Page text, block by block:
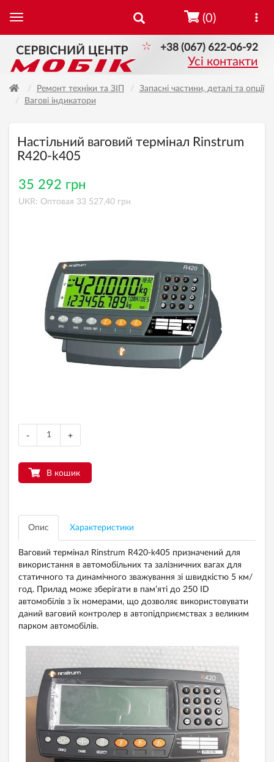
+38 (067) 622-06-92
Усі контакти
(0)
Ремонт техніки та ЗІП
Запасні частини, деталі та опції
Вагові індикатори
Настільний ваговий термінал Rinstrum
R420-k405
35 292 грн
UKR: Оптовая 33 527,40 грн
- +
В кошик
Опис Характеристики
Ваговий термінал Rinstrum R420-k405 призначений для
використання в автомобільних та залізничних вагах для
статичного та динамічного зважування зі швидкістю 5 км/
год. Прилад може зберігати в пам’яті до 250 ID
автомобілів з їх номерами, що дозволяє використовувати
даний ваговий контролер в автопідприємствах з великим
парком автомобілів.